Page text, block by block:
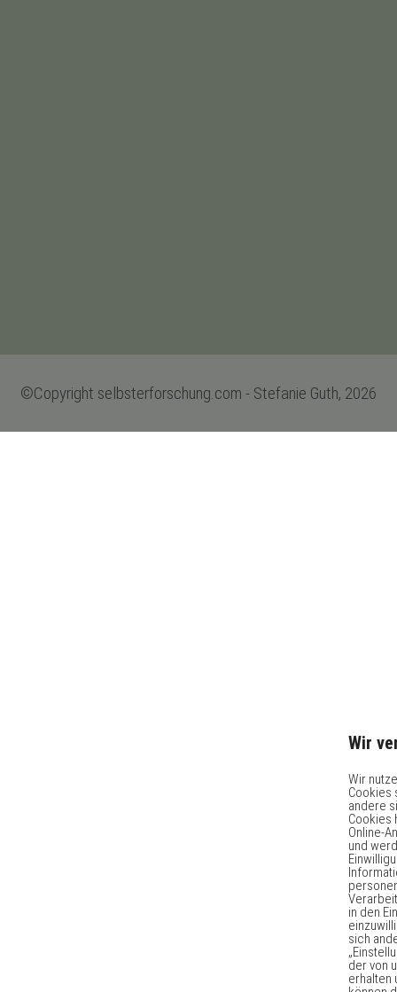
©Copyright selbsterforschung.com - Stefanie Guth, 2026
Wir
Wir
Cookies
andere
Cookies
Online-
und
in den
sich
der von
erhalten